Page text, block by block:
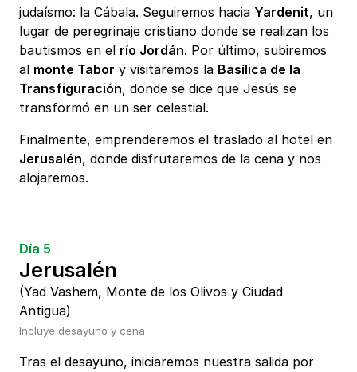
judaísmo: la Cábala. Seguiremos hacia Yardenit, un
lugar de peregrinaje cristiano donde se realizan los
bautismos en el río Jordán. Por último, subiremos
al monte Tabor y visitaremos la Basílica de la
Transfiguración, donde se dice que Jesús se
transformó en un ser celestial.
Finalmente, emprenderemos el traslado al hotel en
Jerusalén, donde disfrutaremos de la cena y nos
alojaremos.
Día 5
Jerusalén
(Yad Vashem, Monte de los Olivos y Ciudad
Antigua)
Incluye desayuno y cena
Tras el desayuno, iniciaremos nuestra salida por